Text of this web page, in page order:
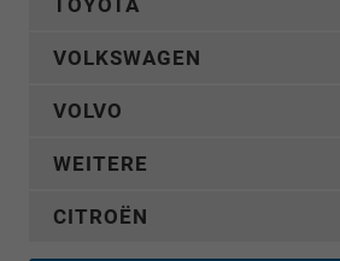
TOYOTA
VOLKSWAGEN
VOLVO
WEITERE
CITROËN